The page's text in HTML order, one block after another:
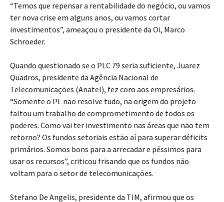
“Temos que repensar a rentabilidade do negócio, ou vamos
ter nova crise em alguns anos, ou vamos cortar
investimentos”, ameaçou o presidente da Oi, Marco
Schroeder.
Quando questionado se o PLC 79 seria suficiente, Juarez
Quadros, presidente da Agência Nacional de
Telecomunicações (Anatel), fez coro aos empresários.
“Somente o PL não resolve tudo, na origem do projeto
faltou um trabalho de comprometimento de todos os
poderes. Como vai ter investimento nas áreas que não tem
retorno? Os fundos setoriais estão aí para superar déficits
primários. Somos bons para a arrecadar e péssimos para
usar os recursos”, criticou frisando que os fundos não
voltam para o setor de telecomunicações.
Stefano De Angelis, presidente da TIM, afirmou que os